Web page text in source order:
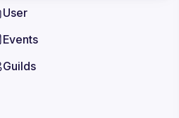
User
Events
Guilds